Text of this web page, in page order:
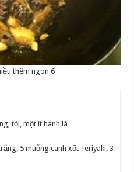
thêm ngon 6
tỏi, một ít hành lá
5 muỗng canh xốt Teriyaki, 3